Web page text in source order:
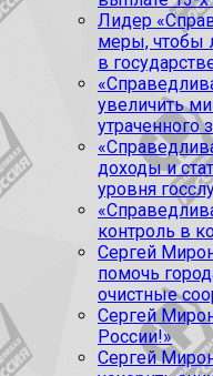
Лидер
меры, чтобы
в
увеличить
утраченного
доходы и
уровня
контроль в
Сергей
помочь
очистные
Сергей
России!»
Сергей